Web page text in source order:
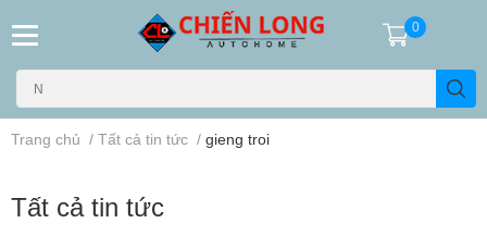
0
Trang chủ / Tất cả tin tức / gieng troi
Tất cả tin tức